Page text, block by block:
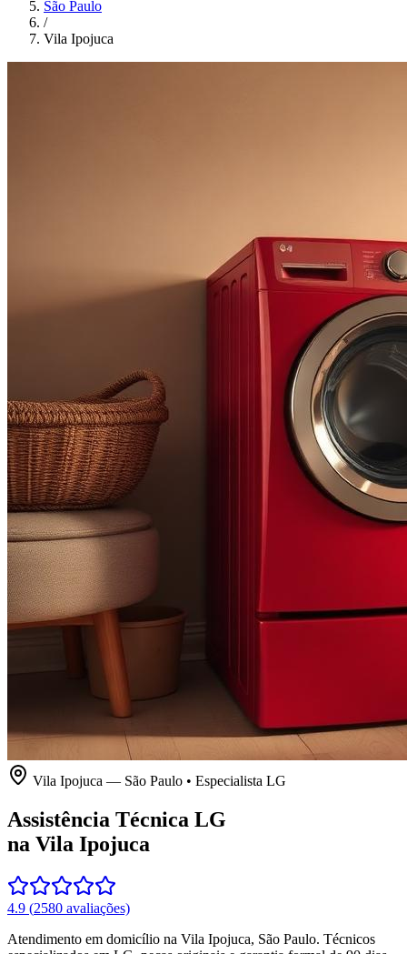
São Paulo
/
Vila Ipojuca
Vila Ipojuca — São Paulo • Especialista LG
Assistência Técnica LG
na Vila Ipojuca
4.9 (2580 avaliações)
Atendimento em domicílio na Vila Ipojuca, São Paulo. Técnicos